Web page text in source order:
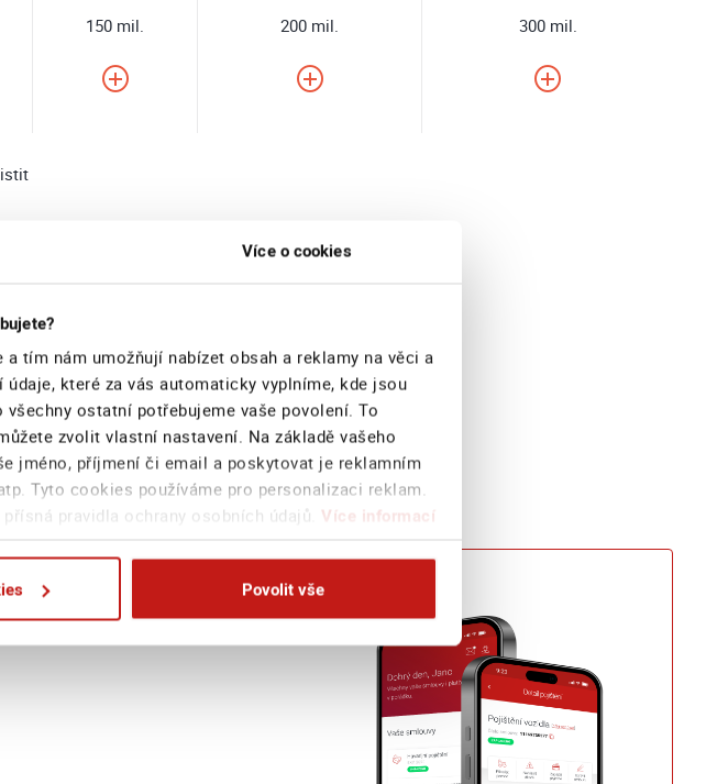
Více o cookies
tím nám umožňují nabízet obsah a reklamy na věci a
které za vás automaticky vyplníme, kde jsou
ostatní potřebujeme vaše povolení. To
zvolit vlastní nastavení. Na základě vašeho
jméno, příjmení či email a poskytovat je reklamním
Tyto cookies používáme pro personalizaci reklam.
pravidla ochrany osobních údajů. Více informací
Povolit vše
150 mil. 200 mil. 300 mil.